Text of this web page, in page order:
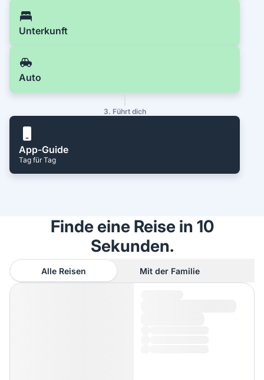
Unterkunft
Auto
3. Führt dich
App-Guide
Tag für Tag
Finde eine Reise in 10
Sekunden.
Alle Reisen Mit der Familie